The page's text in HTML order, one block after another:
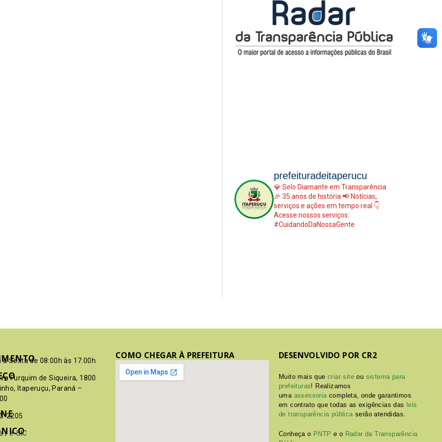
prefeituradeitaperucu
💎 Selo Diamante em Transparência
🎉 35 anos de história 📢 Notícias,
serviços e ações em tempo real 👇
Acesse nossos serviços:
#CuidandoDaNossaGente
à Sexta de 08:00h às 17:00h
Furquim de Siqueira, 1800
Itaperuçu, Paraná –
2205
/ e-SIC
COMO CHEGAR À PREFEITURA DESENVOLVIDO POR CR2
Muito mais quecriar site ou sistema para
prefeituras! Realizamos
uma assessoriacompleta, onde garantimos
em contrato que todas as exigências das leis
de transparência públicaserão atendidas.
Conheça o PNTP e o Radar da Transparência